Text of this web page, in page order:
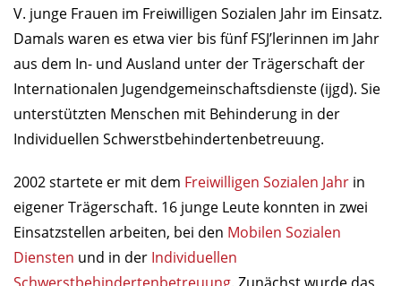
V. junge Frauen im Freiwilligen Sozialen Jahr im Einsatz.
Damals waren es etwa vier bis fünf FSJ’lerinnen im Jahr
aus dem In- und Ausland unter der Trägerschaft der
Internationalen Jugendgemeinschaftsdienste (ijgd). Sie
unterstützten Menschen mit Behinderung in der
Individuellen Schwerstbehindertenbetreuung.
2002 startete er mit dem Freiwilligen Sozialen Jahr in
eigener Trägerschaft. 16 junge Leute konnten in zwei
Einsatzstellen arbeiten, bei den Mobilen Sozialen
Diensten und in der Individuellen